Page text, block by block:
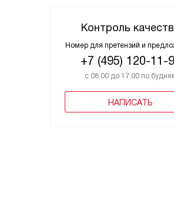
Контроль
Номер для претензий и
+7 (495) 120-11-
с 08:00 до 17:00 по
НАПИСАТЬ